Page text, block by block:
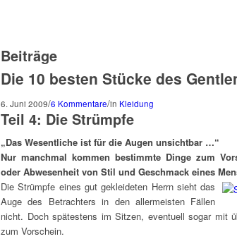
Beiträge
Die 10 besten Stücke des
6. Juni 2009/6 Kommentare/in Kleidung
Teil 4: Die Strümpfe
„Das Wesentliche ist für die Augen unsichtbar …“
Nur manchmal kommen bestimmte Dinge zum
oder Abwesenheit von Stil und Geschmack eines
Die Strümpfe eines gut gekleideten Herrn sieht das
Auge des Betrachters in den allermeisten Fällen
nicht. Doch spätestens im Sitzen, eventuell sogar mit
zum Vorschein.